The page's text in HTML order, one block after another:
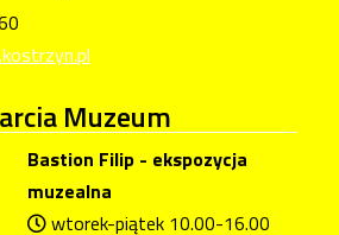
Muzeum
Bastion Filip - ekspozycja
muzealna
wtorek-piątek 10.00-16.00